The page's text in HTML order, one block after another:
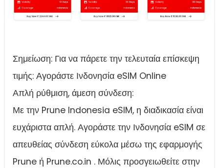
Σημείωση: Για να πάρετε την τελευταία επίσκεψη
τιμής: Αγοράστε Ινδονησία eSIM Online
Απλή ρύθμιση, άμεση σύνδεση:
Με την Prune Indonesia eSIM, η διαδικασία είναι
ευχάριστα απλή. Αγοράστε την Ινδονησία eSIM σε
απευθείας σύνδεση εύκολα μέσω της εφαρμογής
Prune ή Prune.co.in . Μόλις προσγειωθείτε στην